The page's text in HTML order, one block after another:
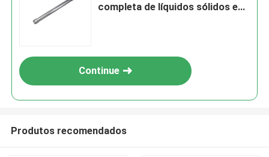
completa de líquidos sólidos e
Continue
Produtos recomendados